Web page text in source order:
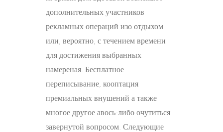
дополнительных участников
рекламных операций изо отдыхом
или, вероятно, с течением времени
для достижения выбранных
намереная. Бесплатное
переписывание, кооптация
премиальных внушений а также
многое другое авось-либо очутиться
завернутой вопросом. Следующие